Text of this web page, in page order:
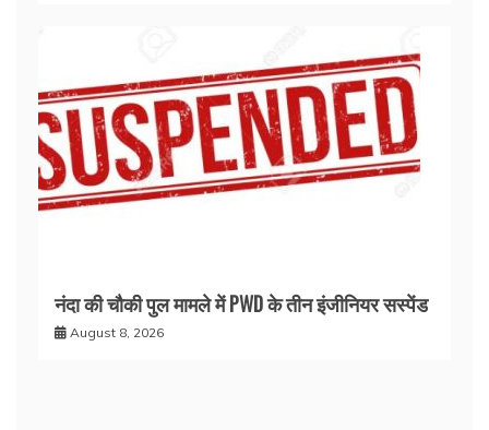
नंदा की चौकी पुल मामले में PWD के तीन इंजीनियर सस्पेंड
August 8, 2026